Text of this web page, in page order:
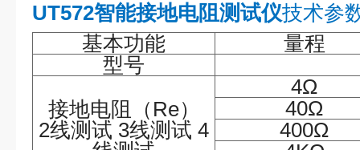
UT572智能接地电阻测试仪技术参
基本功能
量程
型号
接地电阻（ Re）
2线测试 3线测试 4
4Ω
40Ω
400Ω